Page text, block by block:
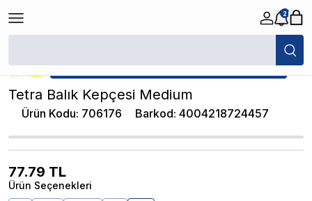
2
/
★ Atakan Petshop, Tetra yetkili satıcısıdır.
Tetra Balık Kepçesi Medium
Ürün Kodu: 706176 Barkod: 4004218724457
77.79 TL
Ürün Seçenekleri